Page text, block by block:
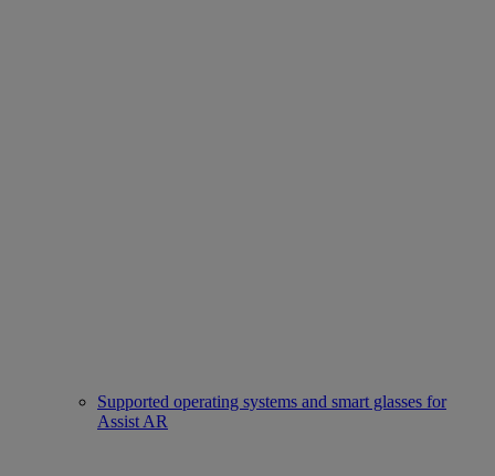
Supported operating systems and smart glasses for
Assist AR